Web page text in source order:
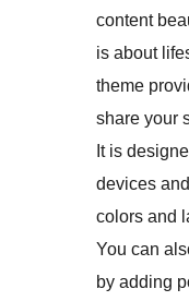
content
is about
theme
share your
It is
devices
colors and
You can
by adding